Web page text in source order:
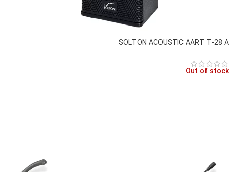
SOLTON ACOUSTIC AART T-28 A
Out of stock